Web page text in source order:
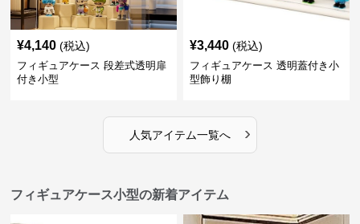
¥4,140 (税込)
フィギュアケース 段差式透明扉
付き小型
¥3,440 (税込)
フィギュアケース 透明蓋付き小
型飾り棚
人気アイテム一覧へ ›
フィギュアケース小型の新着アイテム